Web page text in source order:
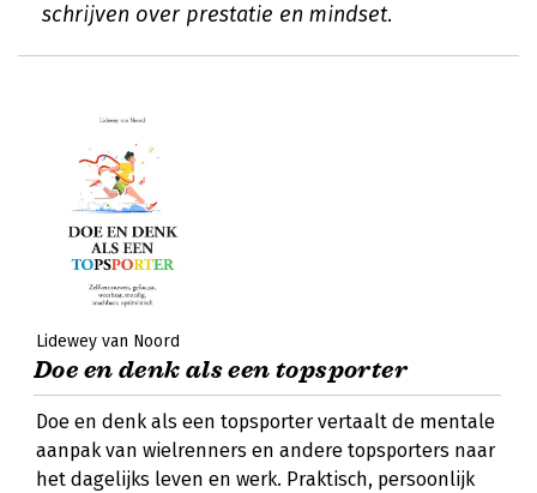
schrijven over prestatie en mindset.
Lidewey van Noord
Doe en denk als een topsporter
Doe en denk als een topsporter vertaalt de mentale
aanpak van wielrenners en andere topsporters naar
het dagelijks leven en werk. Praktisch, persoonlijk